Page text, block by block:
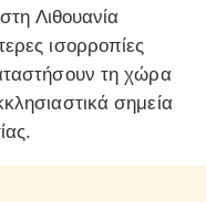
Λιθουανία
ισορροπίες
τη χώρα
σημεία